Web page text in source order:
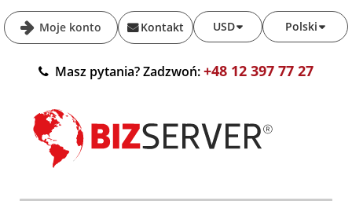
Moje konto Polski
USD
Kontakt
Masz pytania? Zadzwoń:+48 12 397 77 27